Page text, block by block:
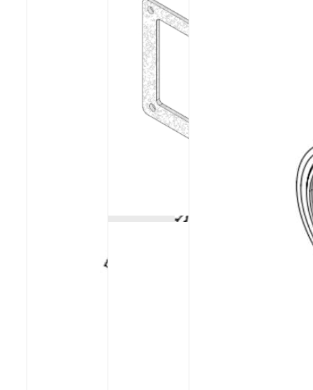
Poêles et chaudières
Conduit de fumées